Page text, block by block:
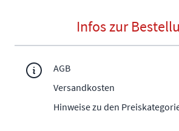
Infos zur
AGB
Versandkosten
Hinweise zu den